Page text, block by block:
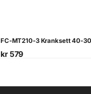
FC-MT210-3 Kranksett 40-
kr579